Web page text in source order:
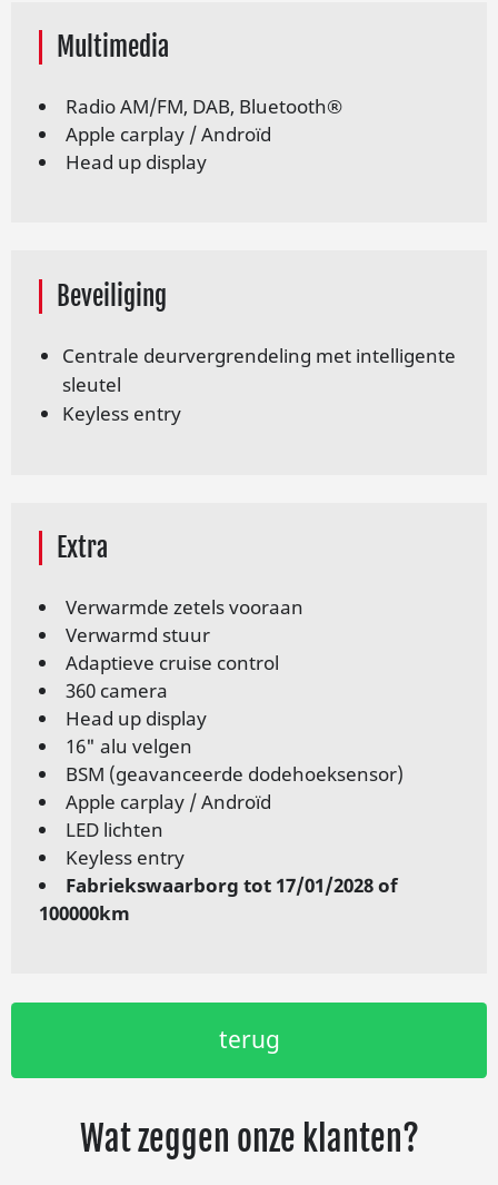
Multimedia
Ra­dio AM/FM, DAB, Blue­tooth®
Apple carplay / Androïd
Head up display
Beveiliging
Cen­tra­le deur­ver­gren­de­ling met in­tel­li­gen­te
sleu­tel
Keyless entry
Extra
Verwarmde zetels vooraan
Verwarmd stuur
Adaptieve cruise control
360 camera
Head up display
16" alu velgen
BSM (geavanceerde dodehoeksensor)
Apple carplay / Androïd
LED lichten
Keyless entry
Fabriekswaarborg tot 17/01/2028 of
100000km
terug
Wat zeggen onze klanten?